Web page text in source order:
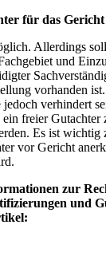
für das
Allerdings
und
vorhanden
verhindert
ein freier
Es ist wichtig
vor Gericht
zur
und